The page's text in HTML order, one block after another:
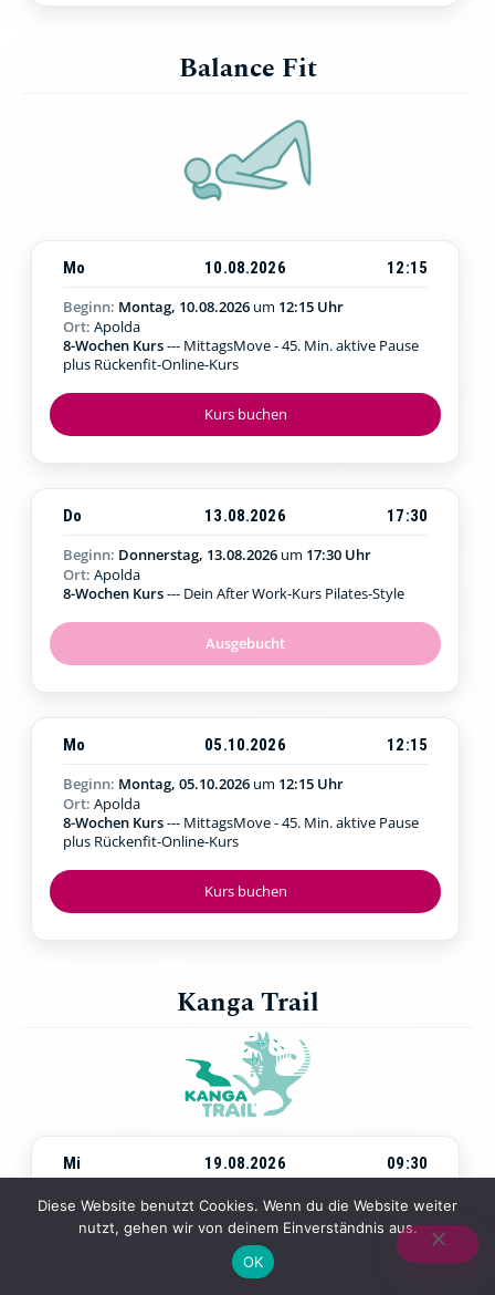
Balance Fit
Kurs buchen
Mo 10.08.2026
12:15
Beginn: Montag, 10.08.2026 um 12:15 Uhr
Ort: Apolda
8-Wochen Kurs--- MittagsMove - 45. Min. aktive Pause
plus Rückenfit-Online-Kurs
Ausgebucht
Do 13.08.2026
17:30
Beginn: Donnerstag, 13.08.2026 um 17:30 Uhr
Ort: Apolda
8-Wochen Kurs--- Dein After Work-Kurs Pilates-Style
Kurs buchen
Mo 05.10.2026
12:15
Beginn: Montag, 05.10.2026 um 12:15 Uhr
Ort: Apolda
8-Wochen Kurs--- MittagsMove - 45. Min. aktive Pause
plus Rückenfit-Online-Kurs
Kanga Trail
Mi 19.08.2026
09:30
Beginn:Mittwoch, 19.08.2026um09:30 Uhr
Ort:Jena Paradies
4-Wochen-Kurs
--- Walking & Kraftübungen in der Natur
Diese Website benutzt Cookies. Wenn du die Website weiter
nutzt, gehen wir von deinem Einverständnis aus.
OK